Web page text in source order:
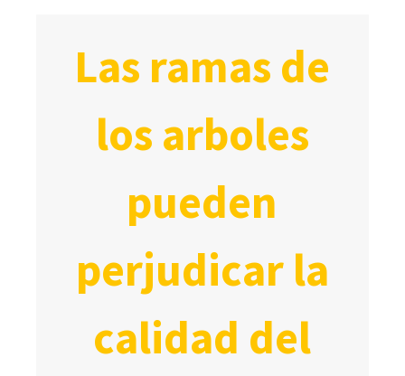
las ramas de
los arboles
pueden
perjudicar la
calidad del